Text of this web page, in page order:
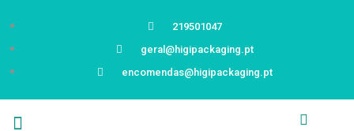
219501047
geral@higipackaging.pt
encomendas@higipackaging.pt